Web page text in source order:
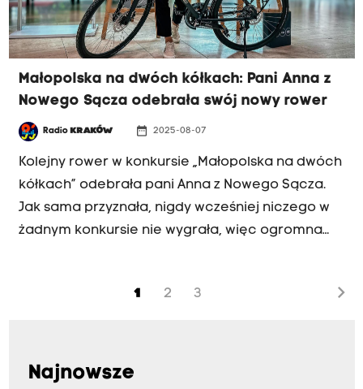
Małopolska na dwóch kółkach: Pani Anna z
Nowego Sącza odebrała swój nowy rower
Radio KRAKÓW date_range 2025-08-07
Kolejny rower w konkursie „Małopolska na dwóch
kółkach” odebrała pani Anna z Nowego Sącza.
Jak sama przyznała, nigdy wcześniej niczego w
żadnym konkursie nie wygrała, więc ogromna
1 2 3 chevron_right
Najnowsze